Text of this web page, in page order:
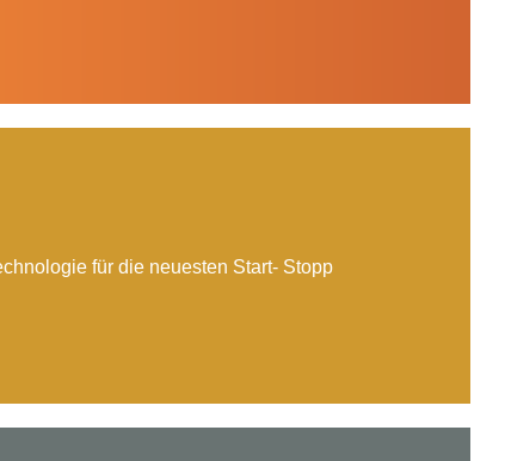
für die neuesten Start- Stopp